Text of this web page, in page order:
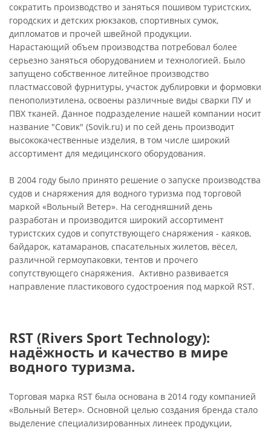
сократить производство и заняться пошивом туристских,
городских и детских рюкзаков, спортивных сумок,
дипломатов и прочей швейной продукции.
Нарастающий объем производства потребовал более
серьезно заняться оборудованием и технологией. Было
запущено собственное литейное производство
пластмассовой фурнитуры, участок дублировки и формовки
пенополиэтилена, освоены различные виды сварки ПУ и
ПВХ тканей. Данное подразделение нашей компании носит
название "Совик" (Sovik.ru) и по сей день производит
высококачественные изделия, в том числе широкий
ассортимент для медицинского оборудования.
В 2004 году было принято решение о запуске производства
судов и снаряжения для водного туризма под торговой
маркой «Вольный Ветер». На сегодняшний день
разработан и производится широкий ассортимент
туристских судов и сопутствующего снаряжения - каяков,
байдарок, катамаранов, спасательных жилетов, вёсел,
различной гермоупаковки, тентов и прочего
сопутствующего снаряжения. Активно развивается
направление пластикового судостроения под маркой RST.
RST (Rivers Sport Technology):
надёжность и качество в мире
водного туризма.
Торговая марка RST была основана в 2014 году компанией
«Вольный Ветер». Основной целью создания бренда стало
выделение специализированных линеек продукции,